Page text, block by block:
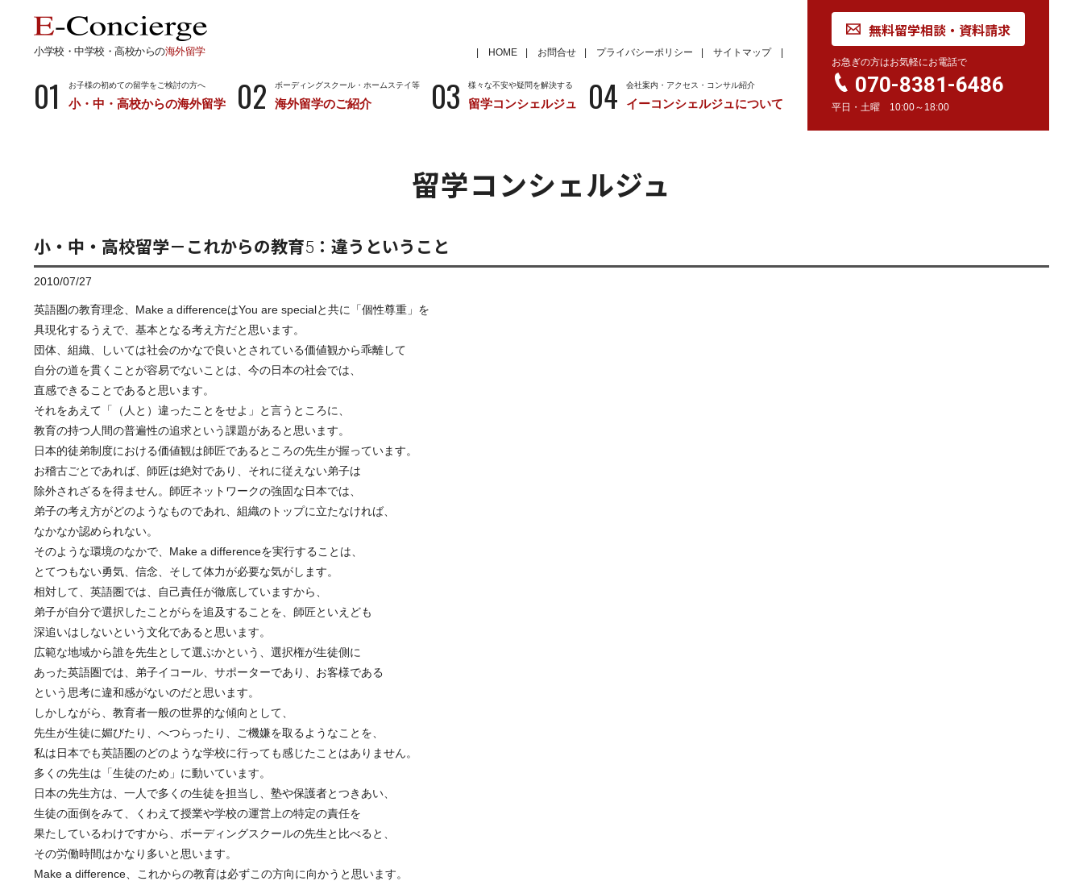
小学校・中学校・高校からの海外留学 HOME お問合せ プライバシーポリシー サイトマップ
01 お子様の初めての留学をご検討の方へ
小・中・高校からの海外留学 02 ボーディングスクール・ホームステイ等
海外留学のご紹介
高校生からのボーディングスクール
留学情報 学校情報
03 様々な不安や疑問を解決する
留学コンシェルジュ 04 会社案内・アクセス・コンサル紹介
イーコンシェルジュについて
無料留学相談・資料請求
お急ぎの方はお気軽にお電話で
070-8381-6486
平日・土曜 10:00～18:00
留学コンシェルジュ
小・中・高校留学－これからの教育5：違うということ
2010/07/27
英語圏の教育理念、Make a differenceはYou are specialと共に「個性尊重」を
具現化するうえで、基本となる考え方だと思います。
団体、組織、しいては社会のかなで良いとされている価値観から乖離して
自分の道を貫くことが容易でないことは、今の日本の社会では、
直感できることであると思います。
それをあえて「（人と）違ったことをせよ」と言うところに、
教育の持つ人間の普遍性の追求という課題があると思います。
日本的徒弟制度における価値観は師匠であるところの先生が握っています。
お稽古ごとであれば、師匠は絶対であり、それに従えない弟子は
除外されざるを得ません。師匠ネットワークの強固な日本では、
弟子の考え方がどのようなものであれ、組織のトップに立たなければ、
なかなか認められない。
そのような環境のなかで、Make a differenceを実行することは、
とてつもない勇気、信念、そして体力が必要な気がします。
相対して、英語圏では、自己責任が徹底していますから、
弟子が自分で選択したことがらを追及することを、師匠といえども
深追いはしないという文化であると思います。
広範な地域から誰を先生として選ぶかという、選択権が生徒側に
あった英語圏では、弟子イコール、サポーターであり、お客様である
という思考に違和感がないのだと思います。
しかしながら、教育者一般の世界的な傾向として、
先生が生徒に媚びたり、へつらったり、ご機嫌を取るようなことを、
私は日本でも英語圏のどのような学校に行っても感じたことはありません。
多くの先生は「生徒のため」に動いています。
日本の先生方は、一人で多くの生徒を担当し、塾や保護者とつきあい、
生徒の面倒をみて、くわえて授業や学校の運営上の特定の責任を
果たしているわけですから、ボーディングスクールの先生と比べると、
その労働時間はかなり多いと思います。
Make a difference、これからの教育は必ずこの方向に向かうと思います。